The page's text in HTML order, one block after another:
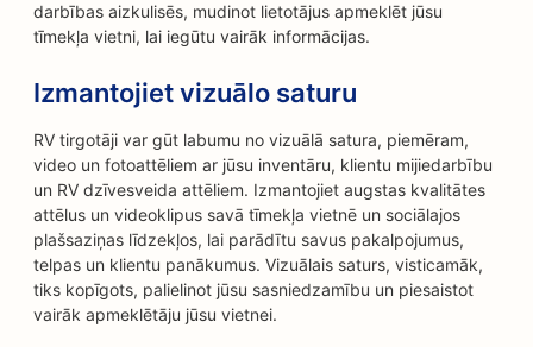
darbības aizkulisēs, mudinot lietotājus apmeklēt jūsu
tīmekļa vietni, lai iegūtu vairāk informācijas.
Izmantojiet vizuālo saturu
RV tirgotāji var gūt labumu no vizuālā satura, piemēram,
video un fotoattēliem ar jūsu inventāru, klientu mijiedarbību
un RV dzīvesveida attēliem. Izmantojiet augstas kvalitātes
attēlus un videoklipus savā tīmekļa vietnē un sociālajos
plašsaziņas līdzekļos, lai parādītu savus pakalpojumus,
telpas un klientu panākumus. Vizuālais saturs, visticamāk,
tiks kopīgots, palielinot jūsu sasniedzamību un piesaistot
vairāk apmeklētāju jūsu vietnei.